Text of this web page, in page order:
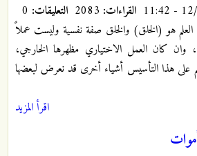
12/ القراءات: التعليقات:
هو (الخلق) والخلق صفة نفسية وليست عملاً
وان كان العمل الاختياري مظهرها الخارجي،
على هذا التأسيس أشياء أخرى قد نعرض لبعضها
اقرأ المزيد